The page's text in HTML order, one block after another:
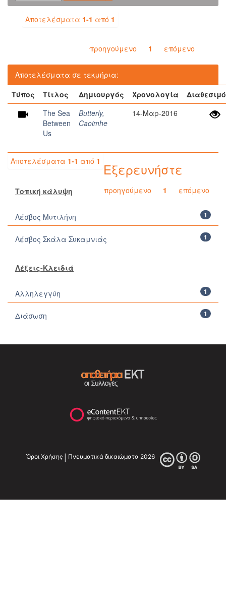
Αποτελέσματα 1-1 από 1
προηγούμενο 1 επόμενο
Αποτελέσματα σε τεκμήρια:
Τύπος
Τίτλος Δημιουργός Χρονολογία
The Sea
Between
Us
Butterly,
Caoimhe
14-Μαρ-2016
Αποτελέσματα 1-1 από 1
προηγούμενο 1 επόμενο
Εξερευνήστε
Τοπική κάλυψη
1
Λέσβος Μυτιλήνη
1
Λέσβος Σκάλα Συκαμνιάς
Λέξεις-Κλειδιά
1
Αλληλεγγύη
1
Διάσωση